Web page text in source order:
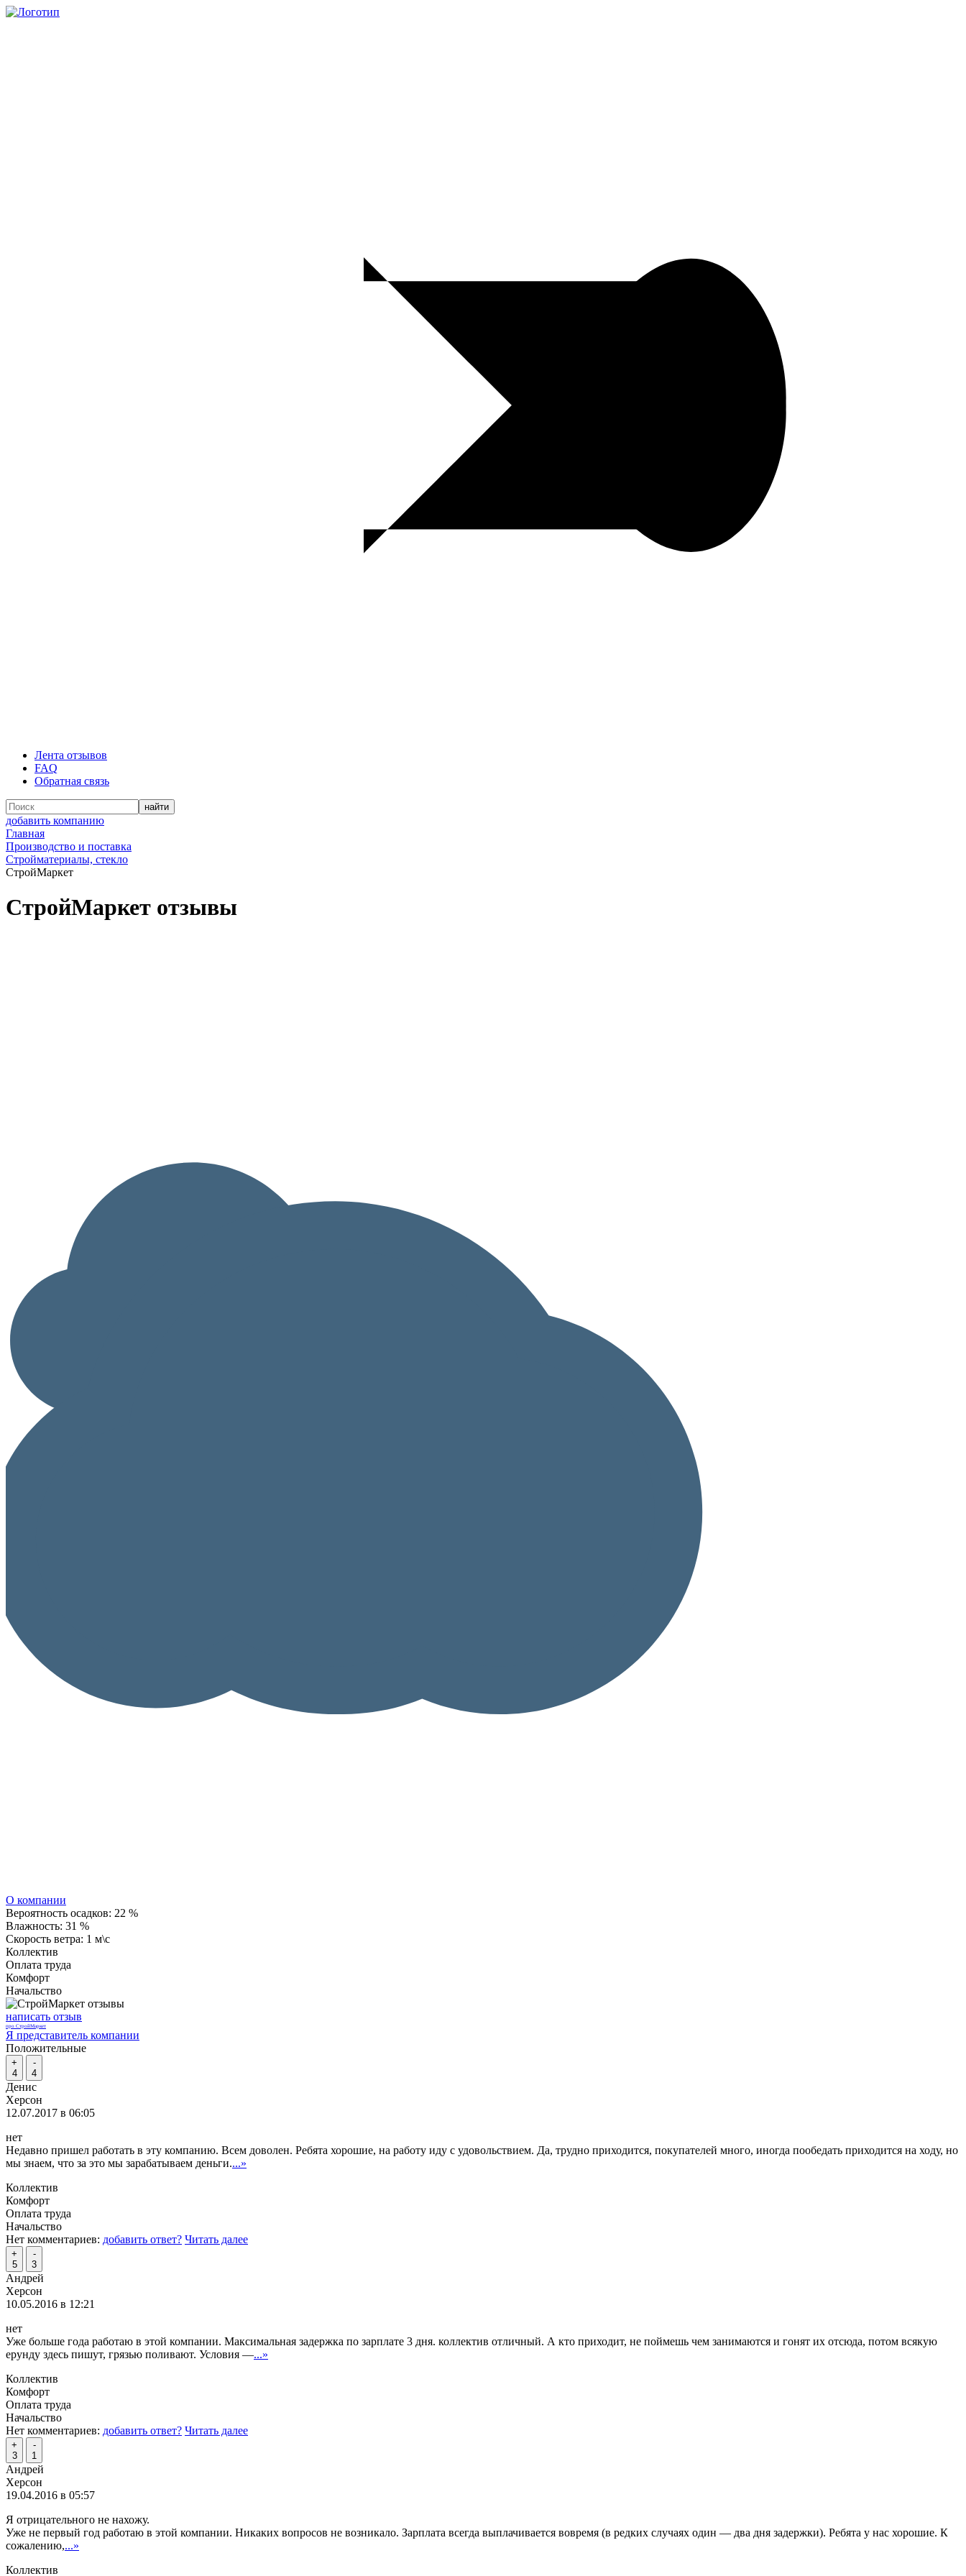
Лента отзывов
FAQ
Обратная связь
добавить компанию
Главная
Производство и поставка
Стройматериалы, стекло
СтройМаркет
СтройМаркет отзывы
О компании
Вероятность осадков: 22 %
Влажность: 31 %
Скорость ветра: 1 м\с
Коллектив
Оплата труда
Комфорт
Начальство
написать отзыв
про СтройМаркет
Я представитель компании
Положительные
+
4
-
4
Денис
Херсон
12.07.2017 в 06:05
нет
Недавно пришел работать в эту компанию. Всем доволен. Ребята хорошие, на работу иду с удовольствием. Да, трудно приходится, покупателей много, иногда пообедать приходится на ходу, но
мы знаем, что за это мы зарабатываем деньги....»
Коллектив
Комфорт
Оплата труда
Начальство
Нет комментариев: добавить ответ? Читать далее
+
5
-
3
Андрей
Херсон
10.05.2016 в 12:21
нет
Уже больше года работаю в этой компании. Максимальная задержка по зарплате 3 дня. коллектив отличный. А кто приходит, не поймешь чем занимаются и гонят их отсюда, потом всякую
ерунду здесь пишут, грязью поливают. Условия —...»
Коллектив
Комфорт
Оплата труда
Начальство
Нет комментариев: добавить ответ? Читать далее
+
3
-
1
Андрей
Херсон
19.04.2016 в 05:57
Я отрицательного не нахожу.
Уже не первый год работаю в этой компании. Никаких вопросов не возникало. Зарплата всегда выплачивается вовремя (в редких случаях один — два дня задержки). Ребята у нас хорошие. К
сожалению,...»
Коллектив